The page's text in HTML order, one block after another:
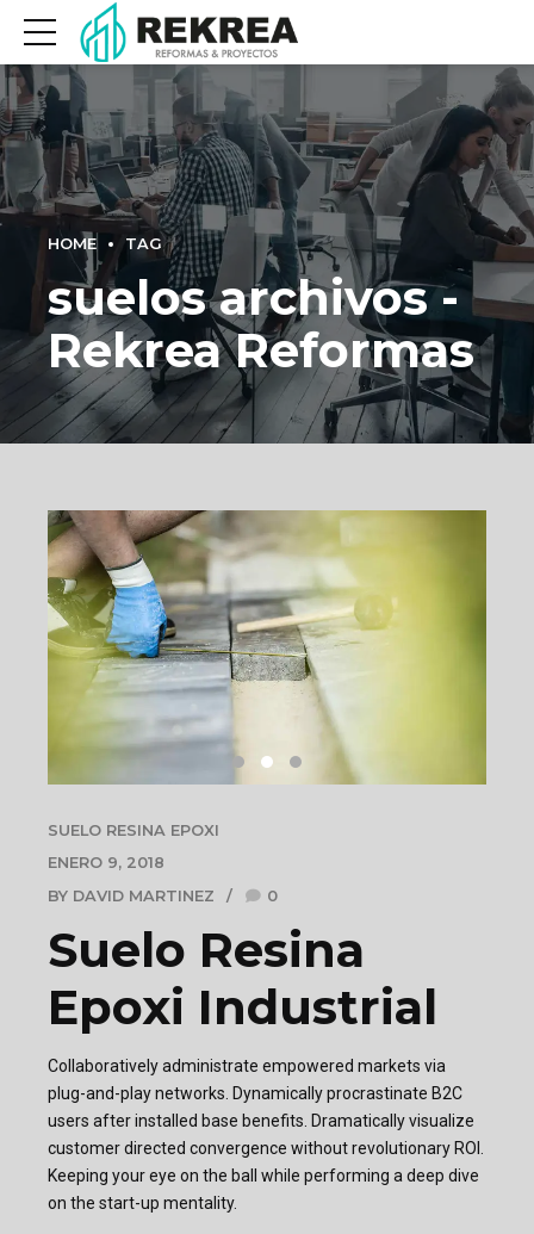
HOME TAG
suelos archivos -
Rekrea Reformas
SUELO RESINA EPOXI
ENERO 9, 2018
BY DAVID MARTINEZ
0
Suelo Resina
Epoxi Industrial
Collaboratively administrate empowered markets via
plug-and-play networks. Dynamically procrastinate B2C
users after installed base benefits. Dramatically visualize
customer directed convergence without revolutionary ROI.
Keeping your eye on the ball while performing a deep dive
on the start-up mentality.